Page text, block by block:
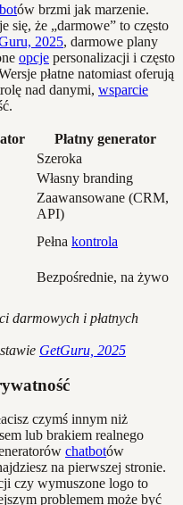
ów brzmi jak marzenie.
się, że „darmowe” to często
2025, darmowe plany
opcje personalizacji i często
płatne natomiast oferują
nad danymi, wsparcie
Płatny generator
Szeroka
Własny branding
Zaawansowane (CRM,
API)
Pełna kontrola
Bezpośrednie, na żywo
darmowych i płatnych
GetGuru, 2025
czymś innym niż
lub brakiem realnego
chatbotów
na pierwszej stronie.
czy wymuszone logo to
problemem może być